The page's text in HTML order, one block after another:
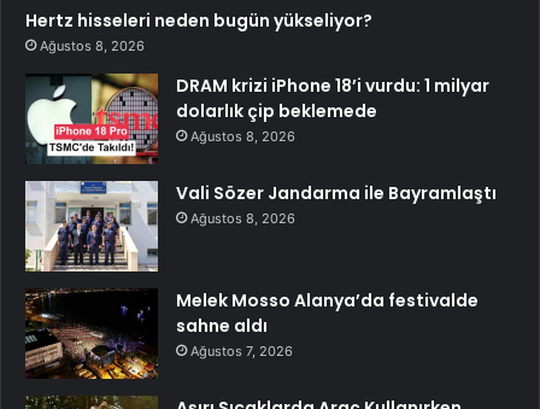
Hertz hisseleri neden bugün yükseliyor?
Ağustos 8, 2026
DRAM krizi iPhone 18’i vurdu: 1 milyar
dolarlık çip beklemede
Ağustos 8, 2026
Vali Sözer Jandarma ile Bayramlaştı
Ağustos 8, 2026
Melek Mosso Alanya’da festivalde
sahne aldı
Ağustos 7, 2026